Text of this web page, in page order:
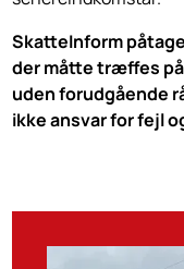
SkatteInform
der måtte træffes
uden forudgående
ikke ansvar for fejl